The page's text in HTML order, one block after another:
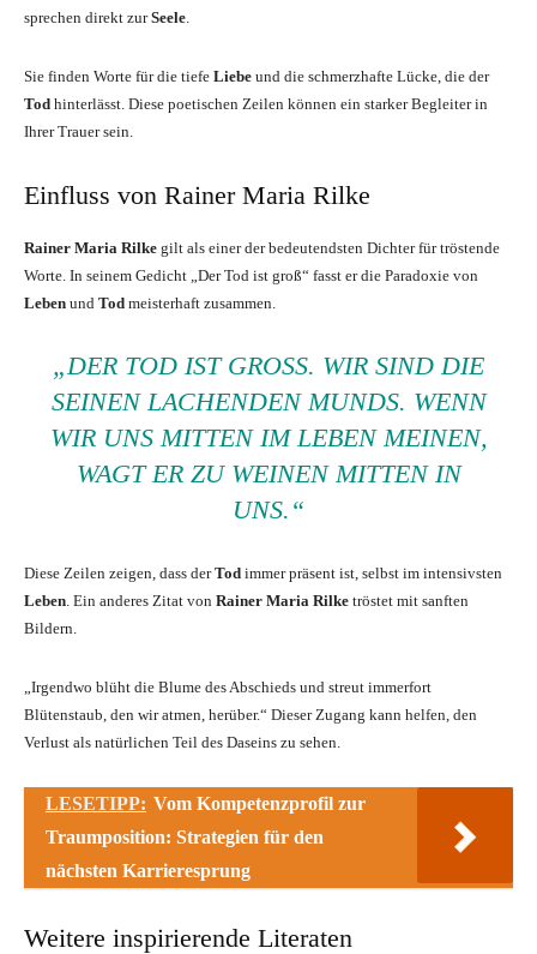
sprechen direkt zurSeele.
Sie finden Worte für die tiefe Liebe und die schmerzhafte Lücke, die der
Tod hinterlässt. Diese poetischen Zeilen können ein starker Begleiter in
Ihrer Trauer sein.
Einfluss von Rainer Maria Rilke
Rainer Maria Rilke gilt als einer der bedeutendsten Dichter für tröstende
Worte. In seinem Gedicht „Der Tod ist groß“ fasst er die Paradoxie von
Leben und Tod meisterhaft zusammen.
„DER TOD IST GROSS. WIR SIND DIE S
EINEN LACHENDEN MUNDS. WENN W
IR UNS MITTEN IM LEBEN MEINEN, W
AGT ER ZU WEINEN MITTEN IN U
NS.“
Diese Zeilen zeigen, dass derTod immer präsent ist, selbst im intensivsten
Leben. Ein anderes Zitat von Rainer Maria Rilke tröstet mit sanften
Bildern.
„Irgendwo blüht die Blume des Abschieds und streut immerfort
Blütenstaub, den wir atmen, herüber.“ Dieser Zugang kann helfen, den
Verlust als natürlichen Teil des Daseins zu sehen.
LESETIPP: Vom Kompetenzprofil zur
Traumposition: Strategien für den
nächsten Karrieresprung
Weitere inspirierende Literaten